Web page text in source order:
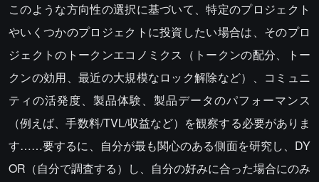
このような方向性の選択に基づいて、特定のプロジェクト
やいくつかのプロジェクトに投資したい場合は、そのプロ
ジェクトのトークンエコノミクス（トークンの配分、トー
クンの効用、最近の大規模なロック解除など）、コミュニ
ティの活発度、製品体験、製品データのパフォーマンス
（例えば、手数料/TVL/収益など）を観察する必要がありま
す……要するに、自分が最も関心のある側面を研究し、DY
OR（自分で調査する）し、自分の好みに合った場合にのみ